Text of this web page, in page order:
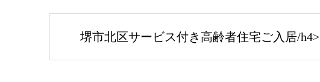
堺市北区サービス付き高齢者住宅ご入居/h4>